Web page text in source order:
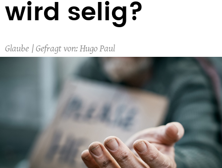
wird selig?
Glaube Hugo Paul